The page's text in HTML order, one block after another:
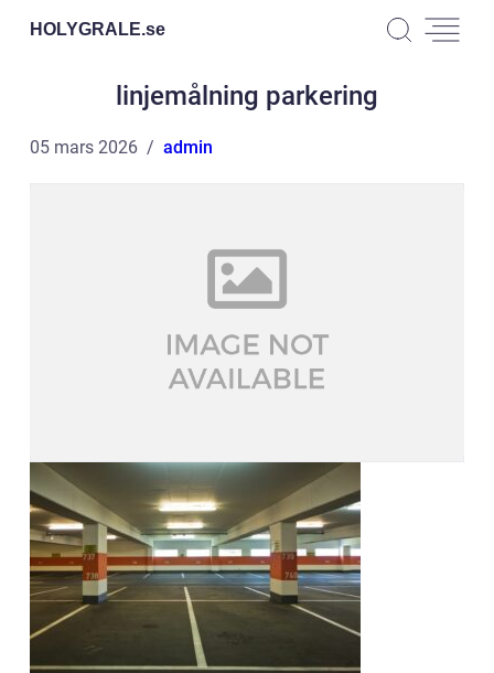
HOLYGRALE.se
linjemålning parkering
05 mars 2026 admin